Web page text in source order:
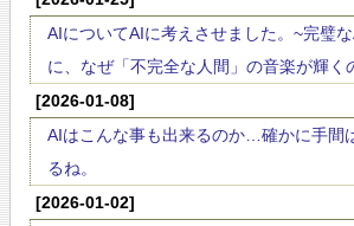
AIについてAIに考えさせました。~完璧
に、なぜ「不完全な人間」の音楽が輝く
[2026-01-08]
AIはこんな事も出来るのか…確かに手間
るね。
[2026-01-02]